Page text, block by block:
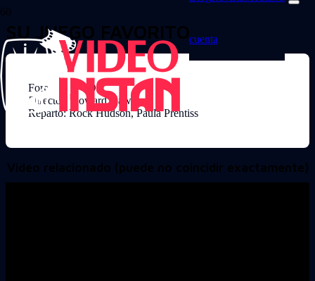
cuenta
SU JUEGO FAVORITO
Formato: DVD
Director: Howard Hawks
Reparto: Rock Hudson, Paula Prentiss
Video relacionado (puede no coincidir exactamente)